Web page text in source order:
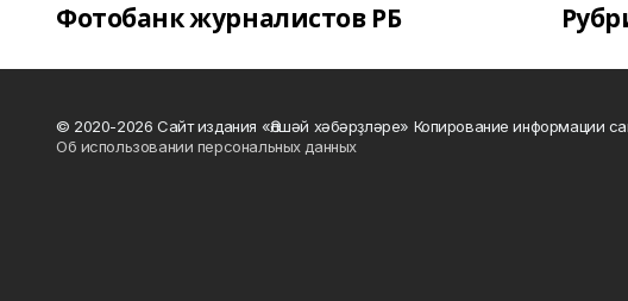
Фотобанк журналистов РБ
© 2020-2026 Сайт издания «Әлшәй хәбәрҙләре» Копирование информации
Об использовании персональных данных